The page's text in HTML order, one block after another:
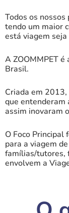
Todos os
tendo um maior
está viagem
A ZOOMMPET
Brasil.
Criada em
que entenderam
assim inovaram
O Foco
para a viagem
famílias/tutores,
envolvem a